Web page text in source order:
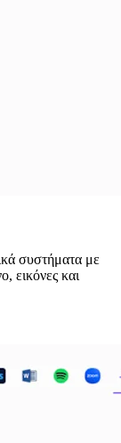
συστήματα με
εικόνες και